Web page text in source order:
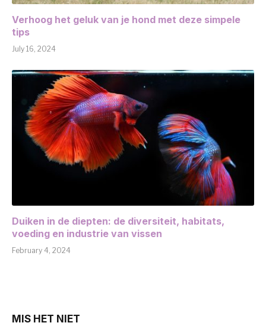
Verhoog het geluk van je hond met deze simpele
tips
July 16, 2024
Duiken in de diepten: de diversiteit, habitats,
voeding en industrie van vissen
February 4, 2024
MIS HET NIET